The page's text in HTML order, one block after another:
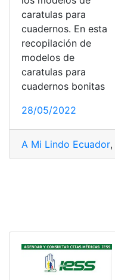
caratulas para
cuadernos. En esta
recopilación de
modelos de
caratulas para
cuadernos bonitas
28/05/2022
A Mi Lindo Ecuador,